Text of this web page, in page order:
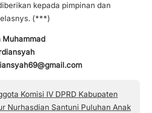
kepada pimpinan dan
(***)
Komisi IV DPRD Kabupaten
Nurhasdian Santuni Puluhan Anak